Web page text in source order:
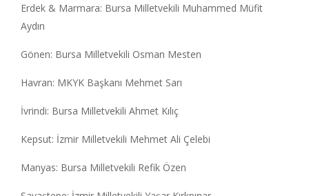
Erdek & Marmara: Bursa Milletvekili Muhammed Müfit
Aydın
Gönen: Bursa Milletvekili Osman Mesten
Havran: MKYK Başkanı Mehmet Sarı
İvrindi: Bursa Milletvekili Ahmet Kılıç
Kepsut: İzmir Milletvekili Mehmet Ali Çelebi
Manyas: Bursa Milletvekili Refik Özen